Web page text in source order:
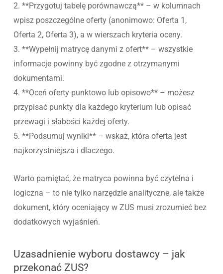
2. **Przygotuj tabelę porównawczą** – w kolumnach
wpisz poszczególne oferty (anonimowo: Oferta 1,
Oferta 2, Oferta 3), a w wierszach kryteria oceny.
3. **Wypełnij matrycę danymi z ofert** – wszystkie
informacje powinny być zgodne z otrzymanymi
dokumentami.
4. **Oceń oferty punktowo lub opisowo** – możesz
przypisać punkty dla każdego kryterium lub opisać
przewagi i słabości każdej oferty.
5. **Podsumuj wyniki** – wskaż, która oferta jest
najkorzystniejsza i dlaczego.
Warto pamiętać, że matryca powinna być czytelna i
logiczna – to nie tylko narzędzie analityczne, ale także
dokument, który oceniający w ZUS musi zrozumieć bez
dodatkowych wyjaśnień.
Uzasadnienie wyboru dostawcy – jak
przekonać ZUS?